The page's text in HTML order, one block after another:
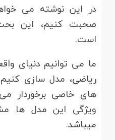
در این نوشته می
صحبت کنیم، این
است.
ما می توانیم دنیای
ریاضی، مدل سازی
های خاصی برخوردار
ویژگی این مدل ها
میباشد.